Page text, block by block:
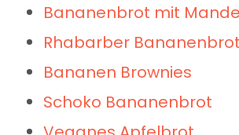
Bananenbrot mit
Rhabarber Bananenbrot
Bananen Brownies
Schoko Bananenbrot